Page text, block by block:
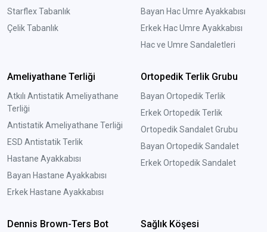
Starflex Tabanlık
Çelik Tabanlık
Bayan Hac Umre Ayakkabısı
Erkek Hac Umre Ayakkabısı
Hac ve Umre Sandaletleri
Ameliyathane Terliği
Atkılı Antistatik Ameliyathane
Terliği
Antistatik Ameliyathane Terliği
ESD Antistatik Terlik
Hastane Ayakkabısı
Bayan Hastane Ayakkabısı
Erkek Hastane Ayakkabısı
Ortopedik Terlik Grubu
Bayan Ortopedik Terlik
Erkek Ortopedik Terlik
Ortopedik Sandalet Grubu
Bayan Ortopedik Sandalet
Erkek Ortopedik Sandalet
Dennis Brown-Ters Bot Sağlık Köşesi